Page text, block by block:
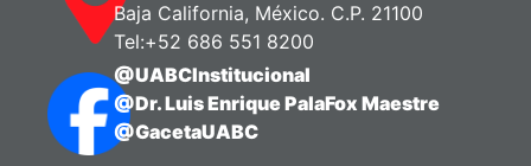
Baja California, México. C.P. 21100
Tel:+52 686 551 8200
@UABCInstitucional
@Dr. Luis Enrique PalaFox Maestre
@GacetaUABC